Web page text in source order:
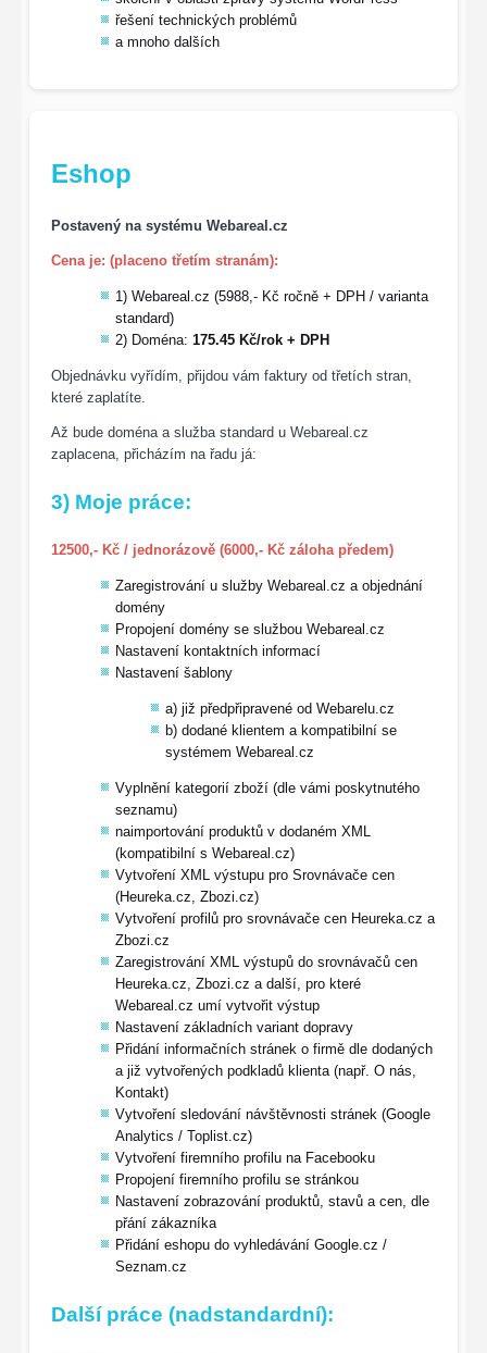
řešení technických problémů
a mnoho dalších
Eshop
Postavený na systému Webareal.cz
Cena je: (placeno třetím stranám):
1) Webareal.cz (5988,- Kč ročně + DPH / varianta
standard)
2) Doména:175.45 Kč/rok + DPH
Objednávku vyřídím, přijdou vám faktury od třetích stran,
které zaplatíte.
Až bude doména a služba standard u Webareal.cz
zaplacena, přicházím na řadu já:
3) Moje práce:
12500,- Kč / jednorázově (6000,- Kč záloha předem)
Zaregistrování u služby Webareal.cz a objednání
domény
Propojení domény se službou Webareal.cz
Nastavení kontaktních informací
Nastavení šablony
a) již předpřipravené od Webarelu.cz
b) dodané klientem a kompatibilní se
systémem Webareal.cz
Vyplnění kategorií zboží (dle vámi poskytnutého
seznamu)
naimportování produktů v dodaném XML
(kompatibilní s Webareal.cz)
Vytvoření XML výstupu pro Srovnávače cen
(Heureka.cz, Zbozi.cz)
Vytvoření profilů pro srovnávače cen Heureka.cz a
Zbozi.cz
Zaregistrování XML výstupů do srovnávačů cen
Heureka.cz, Zbozi.cz a další, pro které
Webareal.cz umí vytvořit výstup
Nastavení základních variant dopravy
Přidání informačních stránek o firmě dle dodaných
a již vytvořených podkladů klienta (např. O nás,
Kontakt)
Vytvoření sledování návštěvnosti stránek (Google
Analytics / Toplist.cz)
Vytvoření firemního profilu na Facebooku
Propojení firemního profilu se stránkou
Nastavení zobrazování produktů, stavů a cen, dle
přání zákazníka
Přidání eshopu do vyhledávání Google.cz /
Seznam.cz
Další práce (nadstandardní):